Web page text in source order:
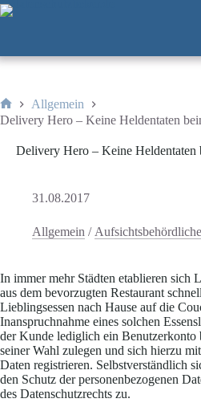
Zum
Inhalt
Start
Allgemein
Delivery Hero – Keine Heldentaten
Delivery Hero – Keine Heldentaten
31.08.2017
Allgemein /
In immer mehr Städten etablieren sich
aus dem bevorzugten Restaurant
Lieblingsessen nach Hause auf die
Inanspruchnahme eines solchen
der Kunde lediglich ein Benutzerkonto
seiner Wahl zulegen und sich hierzu
Daten registrieren. Selbstverständlich
den Schutz der personenbezogenen
des Datenschutzrechts zu.